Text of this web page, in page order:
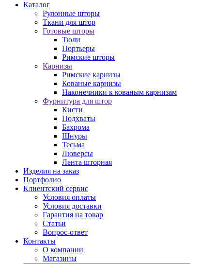
Каталог
Рулонные шторы
Ткани для штор
Готовые шторы
Тюли
Портьеры
Римские шторы
Карнизы
Римские карнизы
Кованые карнизы
Наконечники к кованым карнизам
Фурнитура для штор
Кисти
Подхваты
Бахрома
Шнуры
Тесьма
Люверсы
Лента шторная
Изделия на заказ
Портфолио
Клиентский сервис
Условия оплаты
Условия доставки
Гарантия на товар
Статьи
Вопрос-ответ
Контакты
О компании
Магазины